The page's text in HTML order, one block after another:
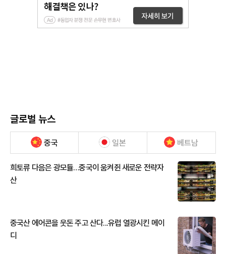
글로벌 뉴스
중국 일본 베트남
희토류 다음은 광모듈…중국이 움켜쥔 새로운 전략자
산
중국산 에어콘을 웃돈 주고 산다...유럽 열광시킨 메이
디